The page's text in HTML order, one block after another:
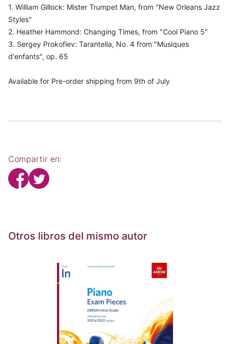
1. William Gillock: Mister Trumpet Man, from "New Orleans Jazz
Styles"
2. Heather Hammond: Changing Times, from "Cool Piano 5"
3. Sergey Prokofiev: Tarantella, No. 4 from "Musiques
d'enfants", op. 65
Available for Pre-order shipping from 9th of July
Compartir en:
Otros libros del mismo autor